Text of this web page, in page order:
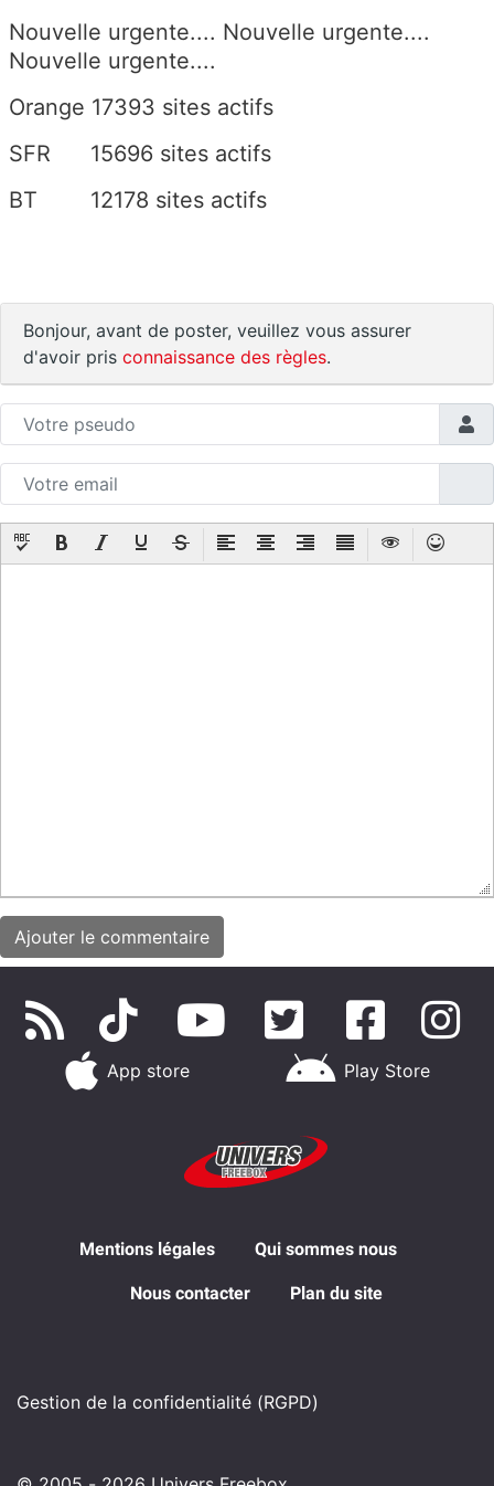
Nouvelle urgente.... Nouvelle urgente....
Nouvelle urgente....
Orange 17393 sites actifs
SFR 15696 sites actifs
BT 12178 sites actifs
Bonjour, avant de poster, veuillez vous assurer
d'avoir pris connaissance des règles.
App store Play Store
Mentions légales Qui sommes nous
Nous contacter Plan du site
Gestion de la confidentialité (RGPD)